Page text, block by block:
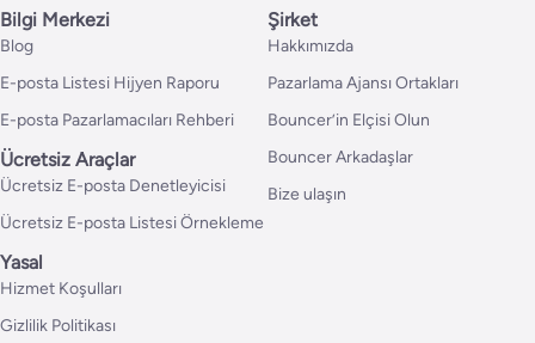
Bilgi Merkezi
Blog
E-posta Listesi Hijyen Raporu
E-posta Pazarlamacıları Rehberi
Ücretsiz Araçlar
Ücretsiz E-posta Denetleyicisi
Ücretsiz E-posta Listesi Örnekleme
Şirket
Hakkımızda
Pazarlama Ajansı Ortakları
Bouncer’in Elçisi Olun
Bouncer Arkadaşlar
Bize ulaşın
Yasal
Hizmet Koşulları
Gizlilik Politikası